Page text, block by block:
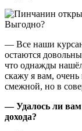
— Все наши
остаются
что однажды
скажу я вам,
смежной, но в
— Удалось ли вам
дохода?